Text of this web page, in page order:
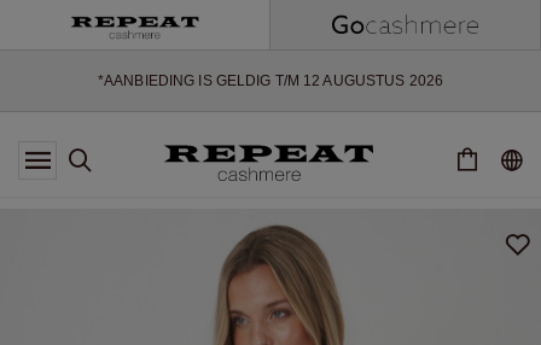
*AANBIEDING IS GELDIG T/M 12 AUGUSTUS 2026
*NIET GELDIG VOOR LIMITED EDITION
*UITZONDERINGEN KUNNEN VAN TOEPASSING ZIJN
SEIZOEN
EXTRA 10% OFF SALE